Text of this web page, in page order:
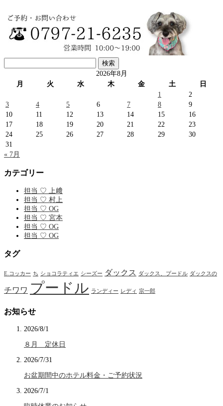
索:
2026年8月
月
火 水 木 金 土
日
1
2
3
4 5 6 7 8
9
10
11 12 13 14 15
16
17
18 19 20 21 22
23
24
25 26 27 28 29
30
31
« 7月
カテゴリー
担当 ♡ 上﨑
担当 ♡ 村上
担当 ♡ OG
担当 ♡ 宮本
担当 ♡ OG
担当 ♡ OG
タグ
E.コッカー ち ショコラティエ シーズー ダックス ダックス、プードル ダックスの
チワワ プードル ランディー レディ 宗一郎
お知らせ
2026/8/1
８月 定休日
2026/7/31
お盆期間中のホテル料金・ご予約状況
2026/7/1